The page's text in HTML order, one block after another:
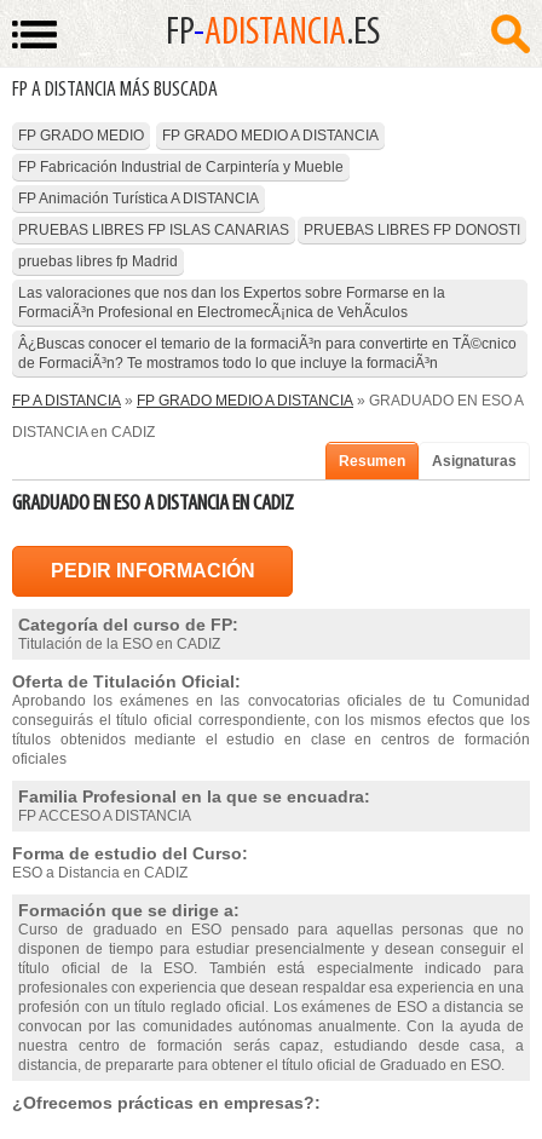
FP-ADISTANCIA.ES
FP A DISTANCIA MÁS BUSCADA
FP GRADO MEDIO
FP GRADO MEDIO A DISTANCIA
FP Fabricación Industrial de Carpintería y Mueble
FP Animación Turística A DISTANCIA
PRUEBAS LIBRES FP ISLAS CANARIAS
PRUEBAS LIBRES FP DONOSTI
pruebas libres fp Madrid
Las valoraciones que nos dan los Expertos sobre Formarse en la
FormaciÃ³n Profesional en ElectromecÃ¡nica de VehÃ­culos
Â¿Buscas conocer el temario de la formaciÃ³n para convertirte en TÃ©cnico
de FormaciÃ³n? Te mostramos todo lo que incluye la formaciÃ³n
FP A DISTANCIA » FP GRADO MEDIO A DISTANCIA » GRADUADO EN ESO A
DISTANCIA en CADIZ
Resumen
Asignaturas
GRADUADO EN ESO A DISTANCIA EN CADIZ
PEDIR INFORMACIÓN
Categoría del curso de FP:
Titulación de la ESO en CADIZ
Oferta de Titulación Oficial:
Aprobando los exámenes en las convocatorias oficiales de tu Comunidad
conseguirás el título oficial correspondiente, con los mismos efectos que los
títulos obtenidos mediante el estudio en clase en centros de formación
oficiales
Familia Profesional en la que se encuadra:
FP ACCESO A DISTANCIA
Forma de estudio del Curso:
ESO a Distancia en CADIZ
Formación que se dirige a:
Curso de graduado en ESO pensado para aquellas personas que no
disponen de tiempo para estudiar presencialmente y desean conseguir el
título oficial de la ESO. También está especialmente indicado para
profesionales con experiencia que desean respaldar esa experiencia en una
profesión con un título reglado oficial. Los exámenes de ESO a distancia se
convocan por las comunidades autónomas anualmente. Con la ayuda de
nuestra centro de formación serás capaz, estudiando desde casa, a
distancia, de prepararte para obtener el título oficial de Graduado en ESO.
¿Ofrecemos prácticas en empresas?: